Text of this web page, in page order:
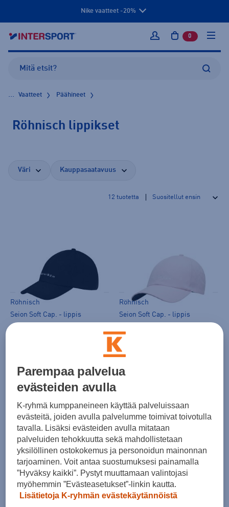
Nike vaatteet -20%
Kirjaudu sisään
0 tuotetta
... Vaatteet Päähineet
Röhnisch lippikset
Väri Kauppasaatavuus
12 tuotetta
Röhnisch
Seion Soft Cap. - lippis
Röhnisch
Seion Soft Cap. - lippis
Röhnisch
Seion Soft Cap. - lippis
(0)
34,90 €
Röhnisch
Seion Soft Cap. - lippis
Parempaa palvelua
evästeiden avulla
K-ryhmä kumppaneineen käyttää palveluissaan
evästeitä, joiden avulla palvelumme toimivat toivotulla
tavalla. Lisäksi evästeiden avulla mitataan
palveluiden tehokkuutta sekä mahdollistetaan
yksilöllinen ostokokemus ja personoidun mainonnan
tarjoaminen. Voit antaa suostumuksesi painamalla
”Hyväksy kaikki”. Pystyt muuttamaan valintojasi
myöhemmin ”Evästeasetukset”-linkin kautta.
Lisätietoja K-ryhmän evästekäytännöistä